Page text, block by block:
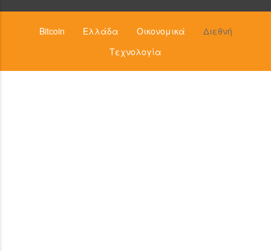
Bitcoin Ελλάδα Οικονομικά
Διεθνή
Τεχνολογία